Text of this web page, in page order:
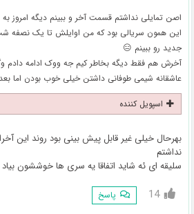
اصن تمایلی نداشتم قسمت آخر و ببینم دیگه امروز به
این همون سریالی بود که من اوایلش تا یک نصفه
جدید رو ببینم 😑
آخرش هم فقط دیگه بخاطر کیم جه ووک ادامه دادم
عاشقانه شیمی طوفانی داشتن خیلی خوب بودن اما
اسپویل کننده
بهرحال خیلی غیر قابل پیش بینی بود روند این
نداشتم
سلیقه ای ئه شاید اتفاقا یه سری ها خوششون
14 پاسخ